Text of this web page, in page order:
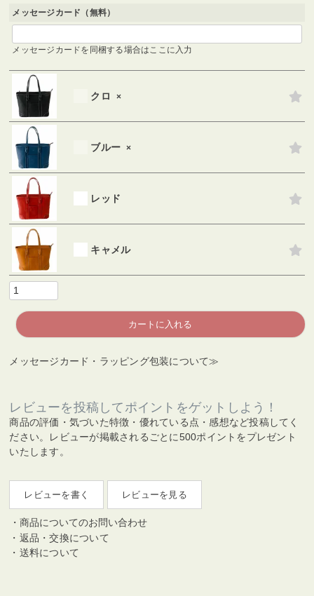
メッセージカード（無料）
メッセージカードを同梱する場合はここに入力
クロ ×
ブルー ×
レッド
キャメル
カートに入れる
メッセージカード・ラッピング包装について≫
レビューを投稿してポイントをゲットしよう！
商品の評価・気づいた特徴・優れている点・感想など投稿してく
ださい。レビューが掲載されるごとに500ポイントをプレゼント
いたします。
レビューを書く レビューを見る
商品についてのお問い合わせ
返品・交換について
送料について